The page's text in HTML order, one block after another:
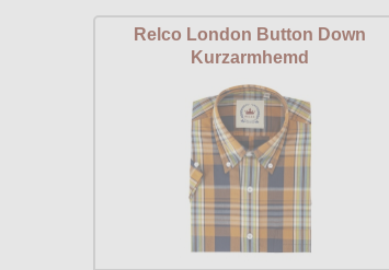
Relco London Button Down
Kurzarmhemd